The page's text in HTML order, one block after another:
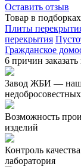
Оставить отзыв
Товар в
Плиты
перекрытия
Гражданское
6 причин
Завод ЖБИ — наши
Возможность
изделий
Контроль
лаборатория